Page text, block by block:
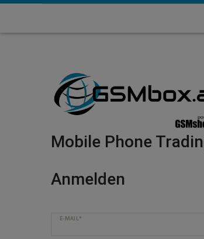
Mobile Phone
Anmelden
E-MAIL*